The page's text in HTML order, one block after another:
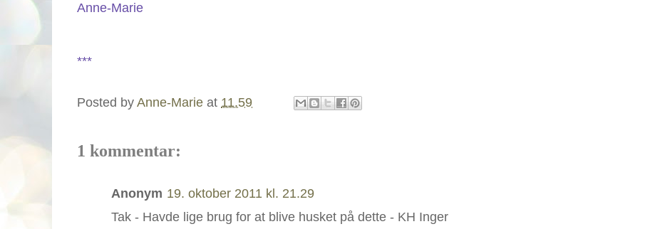
Anne-Marie
***
Posted by Anne-Marie at 11.59
1 kommentar:
Anonym 19. oktober 2011 kl. 21.29
Tak - Havde lige brug for at blive husket på dette - KH Inger